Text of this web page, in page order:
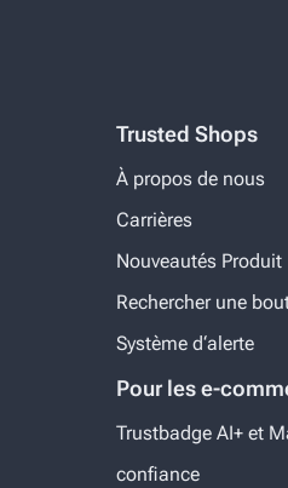
Trusted Shops
À propos de nous
Carrières
Nouveautés Produit
Rechercher une
Système d‘alerte
Pour les e-
Trustbadge AI+ et
confiance